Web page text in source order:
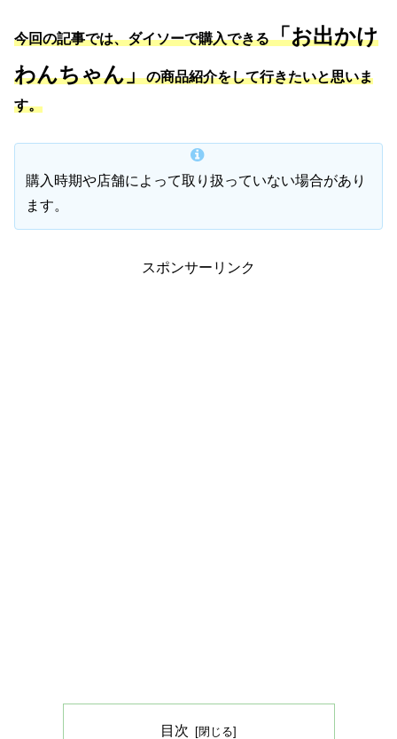
今回の記事では、ダイソーで購入できる「お出かけ
わんちゃん」の商品紹介をして行きたいと思いま
す。
購入時期や店舗によって取り扱っていない場合があり
ます。
スポンサーリンク
目次